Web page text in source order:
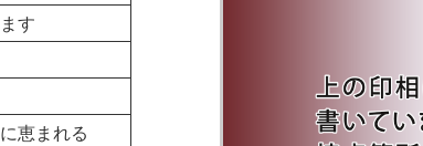
す
恵まれる